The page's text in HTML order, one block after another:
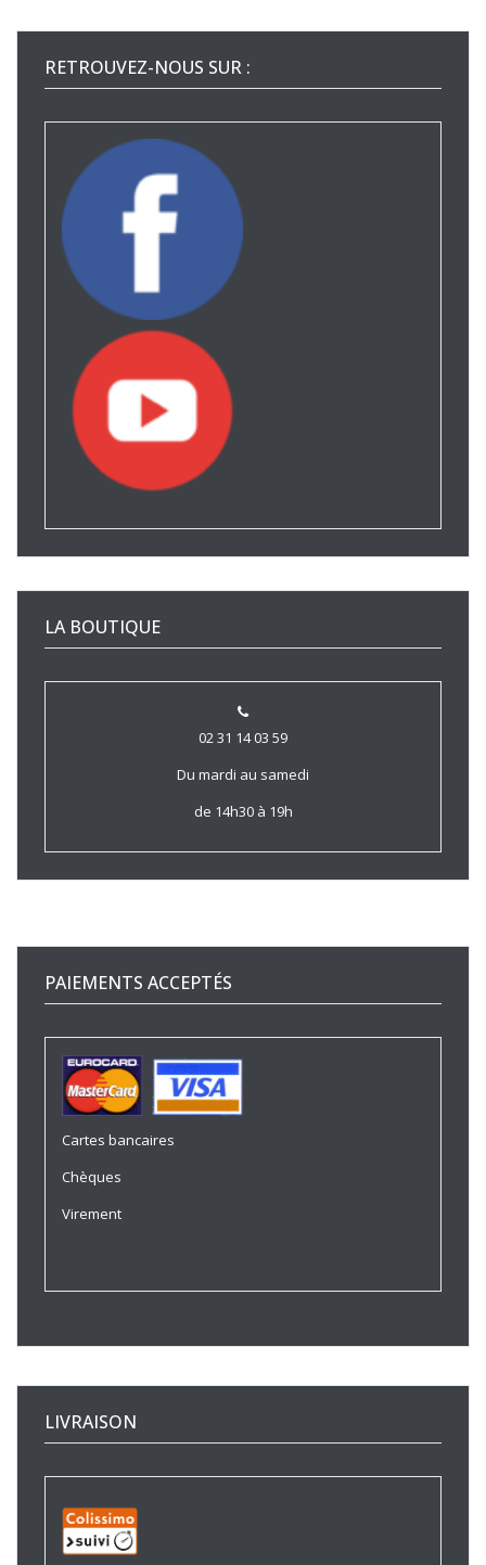
RETROUVEZ-NOUS SUR :
LA BOUTIQUE
02 31 14 03 59
Du mardi au samedi
de 14h30 à 19h
PAIEMENTS ACCEPTÉS
Cartes bancaires
Chèques
Virement
LIVRAISON